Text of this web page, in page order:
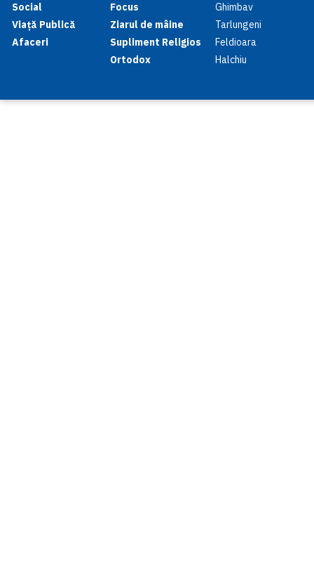
Social
Viață Publică
Afaceri
Focus
Ziarul de mâine
Supliment Religios
Ortodox
Ghimbav
Tarlungeni
Feldioara
Halchiu